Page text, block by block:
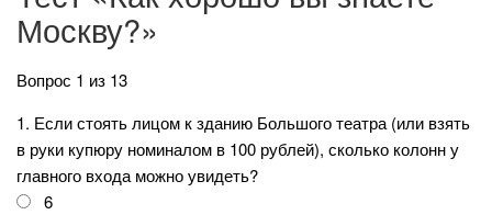
Москву?»
Вопрос 1 из 13
1. Если стоять лицом к зданию Большого театра (или взять
в руки купюру номиналом в 100 рублей), сколько колонн у
главного входа можно увидеть?
6